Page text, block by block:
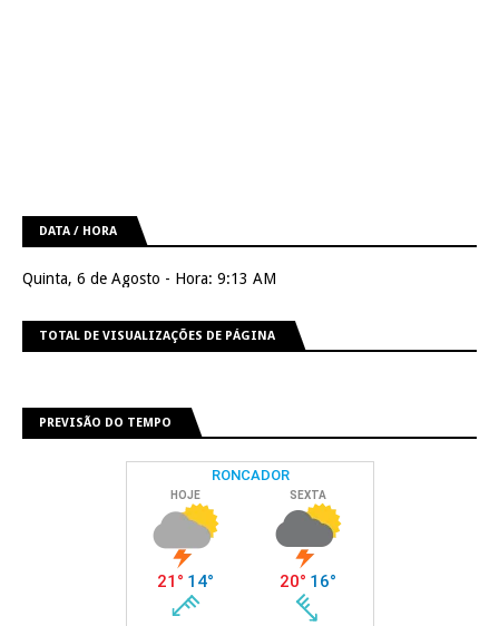
DATA / HORA
Quinta, 6 de Agosto - Hora: 9:13 AM
TOTAL DE VISUALIZAÇÕES DE PÁGINA
PREVISÃO DO TEMPO